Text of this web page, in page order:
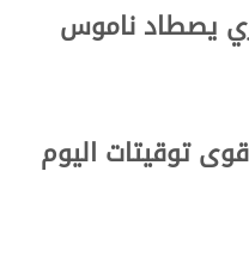
يصطاد ناموس
توقيتات اليوم